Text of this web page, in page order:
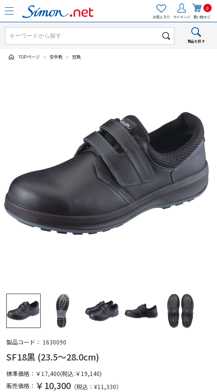
お気に入り マイページ
0
買い物かご
商品を探す
TOPページ > 安全靴 > 短靴
製品コード： 1630090
SF18黒 (23.5～28.0cm)
標準価格： ￥17,400(税込:￥19,140)
販売価格： ￥10,300 （税込：¥11,330）